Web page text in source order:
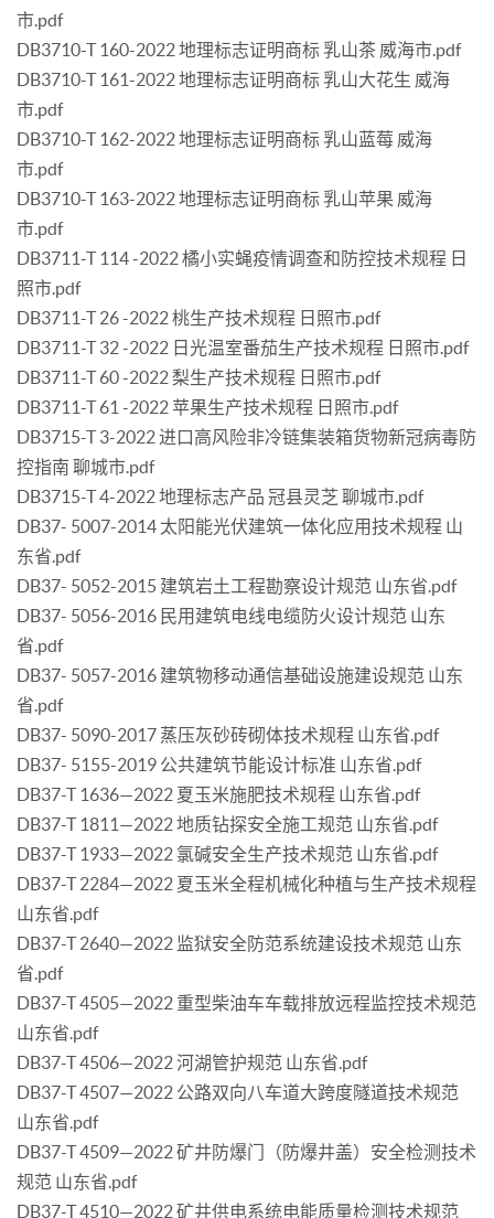
市.pdf
DB3710-T 160-2022 地理标志证明商标 乳山茶 威海市.pdf
DB3710-T 161-2022 地理标志证明商标 乳山大花生 威海
市.pdf
DB3710-T 162-2022 地理标志证明商标 乳山蓝莓 威海
市.pdf
DB3710-T 163-2022 地理标志证明商标 乳山苹果 威海
市.pdf
DB3711-T 114 -2022 橘小实蝇疫情调查和防控技术规程 日
照市.pdf
DB3711-T 26 -2022 桃生产技术规程 日照市.pdf
DB3711-T 32 -2022 日光温室番茄生产技术规程 日照市.pdf
DB3711-T 60 -2022 梨生产技术规程 日照市.pdf
DB3711-T 61 -2022 苹果生产技术规程 日照市.pdf
DB3715-T 3-2022 进口高风险非冷链集装箱货物新冠病毒防
控指南 聊城市.pdf
DB3715-T 4-2022 地理标志产品 冠县灵芝 聊城市.pdf
DB37- 5007-2014 太阳能光伏建筑一体化应用技术规程 山
东省.pdf
DB37- 5052-2015 建筑岩土工程勘察设计规范 山东省.pdf
DB37- 5056-2016 民用建筑电线电缆防火设计规范 山东
省.pdf
DB37- 5057-2016 建筑物移动通信基础设施建设规范 山东
省.pdf
DB37- 5090-2017 蒸压灰砂砖砌体技术规程 山东省.pdf
DB37- 5155-2019 公共建筑节能设计标准 山东省.pdf
DB37-T 1636—2022 夏玉米施肥技术规程 山东省.pdf
DB37-T 1811—2022 地质钻探安全施工规范 山东省.pdf
DB37-T 1933—2022 氯碱安全生产技术规范 山东省.pdf
DB37-T 2284—2022 夏玉米全程机械化种植与生产技术规程
山东省.pdf
DB37-T 2640—2022 监狱安全防范系统建设技术规范 山东
省.pdf
DB37-T 4505—2022 重型柴油车车载排放远程监控技术规范
山东省.pdf
DB37-T 4506—2022 河湖管护规范 山东省.pdf
DB37-T 4507—2022 公路双向八车道大跨度隧道技术规范
山东省.pdf
DB37-T 4509—2022 矿井防爆门（防爆井盖）安全检测技术
规范 山东省.pdf
DB37-T 4510—2022 矿井供电系统电能质量检测技术规范